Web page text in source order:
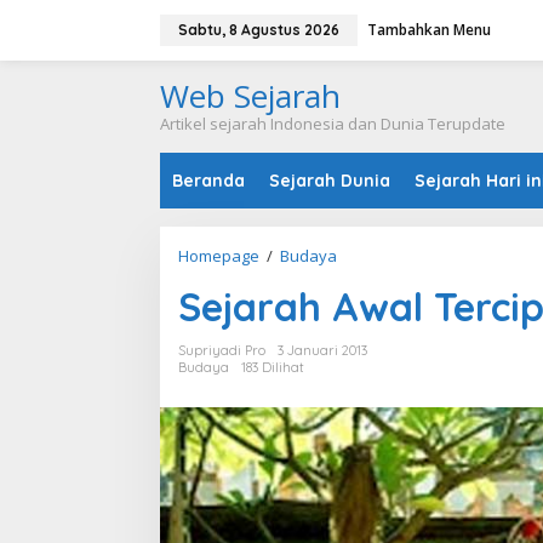
Sabtu, 8 Agustus 2026 Tambahkan Menu
Web Sejarah
Artikel sejarah Indonesia dan Dunia Terupdate
Beranda Sejarah Dunia Sejarah Hari
Homepage / Budaya
j
a
r
A
w
a
l
T
Sejarah Awal
Supriyadi Pro
3 Januari 2013
Budaya
183 Dilihat